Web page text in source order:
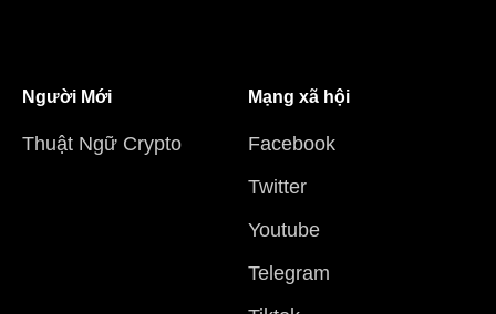
Người Mới
Thuật Ngữ Crypto
Mạng xã hội
Facebook
Twitter
Youtube
Telegram